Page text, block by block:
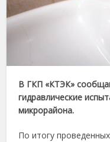
В ГКП «КТЭК»
гидравлические
микрорайона.
По итогу